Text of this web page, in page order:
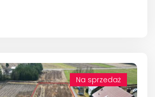
Na sprzedaż